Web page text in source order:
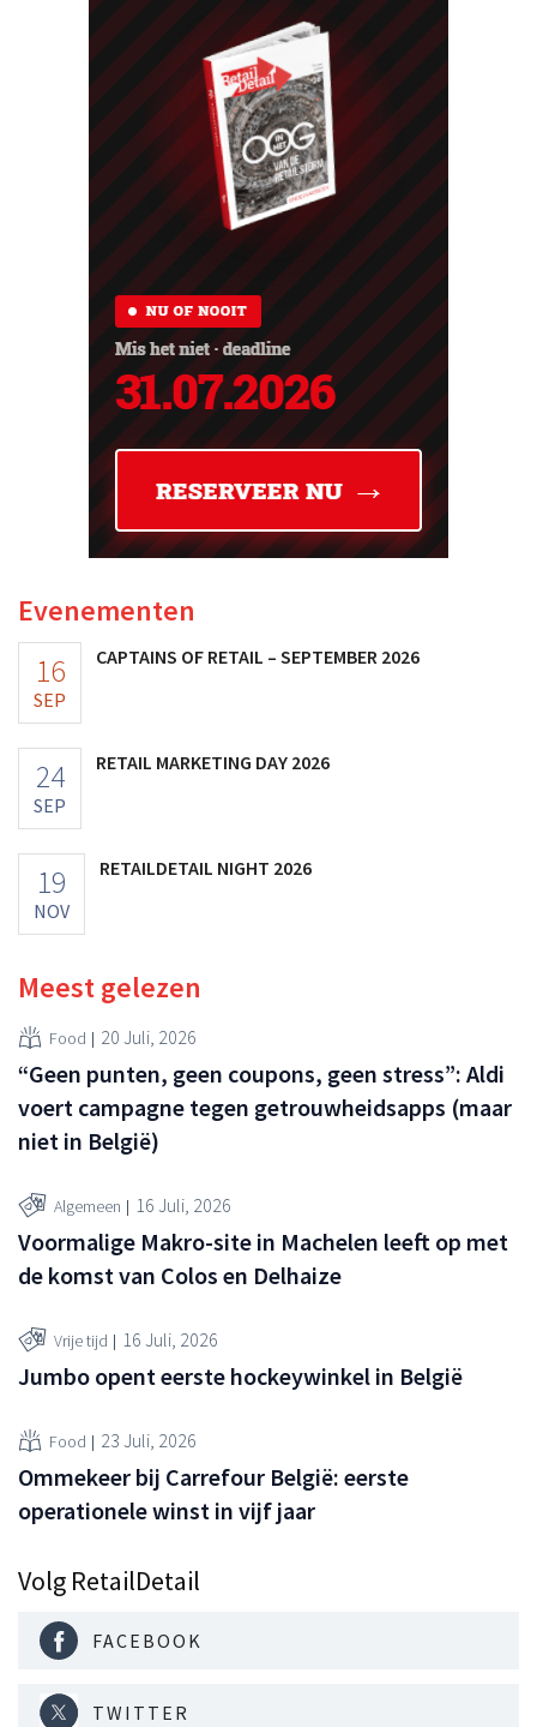
Evenementen
16
SEP
CAPTAINS OF RETAIL – SEPTEMBER 2026
24
SEP
RETAIL MARKETING DAY 2026
19
NOV
RETAILDETAIL NIGHT 2026
Meest gelezen
Food 20 Juli, 2026
“Geen punten, geen coupons, geen stress”: Aldi
voert campagne tegen getrouwheidsapps (maar
niet in België)
Algemeen 16 Juli, 2026
Voormalige Makro-site in Machelen leeft op met
de komst van Colos en Delhaize
Vrije tijd 16 Juli, 2026
Jumbo opent eerste hockeywinkel in België
Food 23 Juli, 2026
Ommekeer bij Carrefour België: eerste
operationele winst in vijf jaar
Volg RetailDetail
FACEBOOK
TWITTER